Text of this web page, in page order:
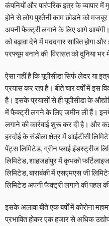
कंपनियों और पारंपरिक इत्र के व्यापार में
होने से लोग पुश्तैनी काम छोड़ने को
अपनी फैक्ट्री लगाने के लिए आगे आयंगी।
को बढ़ावा देने में मददगार साबित होगा
परफ्यूम बनाने की विरासत को दुनिया भर
ऐसा नहीं है कि यूपीसीडा सिर्फ लेदर या
प्रयास कर रहा है। बीते चार वर्षों में इस
है। इसके प्रयासों से ही यूपीसीडा के
में फैक्ट्री लगने के लिए जमीन ली हैं।
लगाने की कार्रवाई शुरू कर दी है। और
हरदोई के संडीला क्षेत्र में आईटीसी
पेंट्स लिमिटेड, ग्रीन प्लाई इंडस्ट्रीज
लिमिटेड, शाहजहांपुर में कृभको
लिमिटेड, बाराबंकी में एसएमएस जी
लिमिटेड अपनी फैक्ट्री लगाने की पहल
इसके अलावा बीते एक बर्षों में कोरोना
प्रभावित होकर एक हजार से अधिक